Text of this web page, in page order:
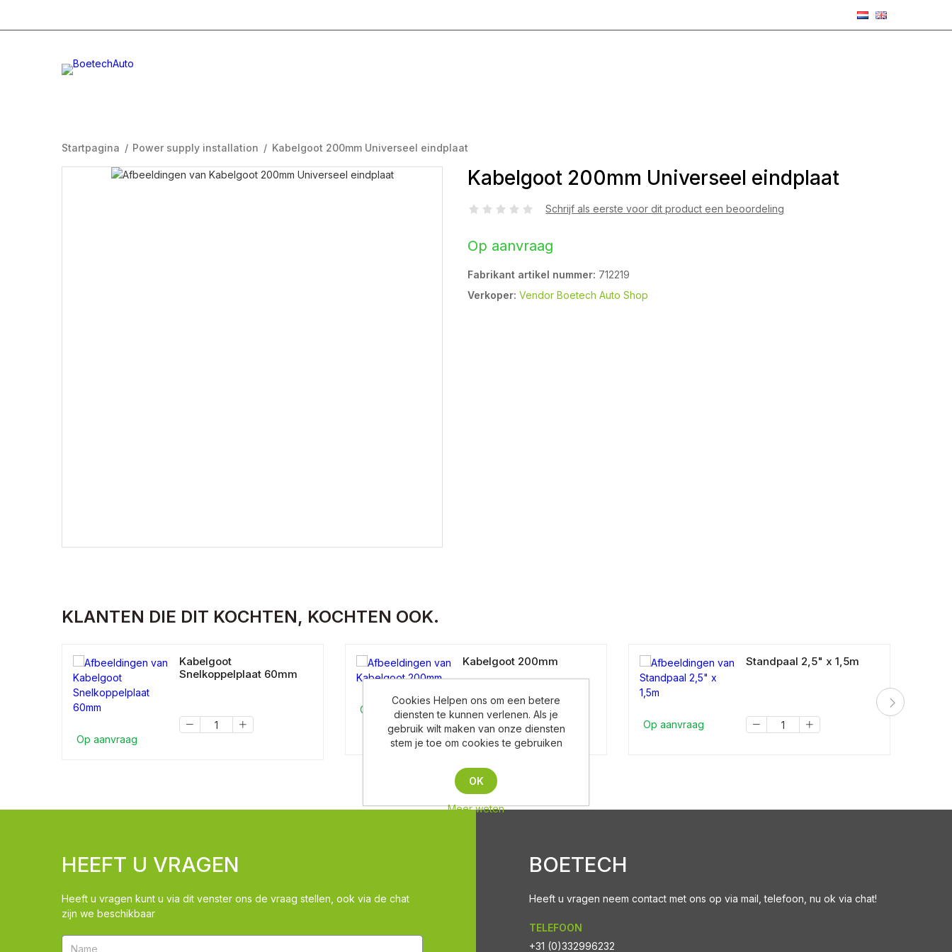
Startpagina / Power supply installation / Kabelgoot 200mm Universeel eindplaat
Kabelgoot 200mm Universeel eindplaat
Schrijf als eerste voor dit product een beoordeling
Op aanvraag
Fabrikant artikel nummer: 712219
Verkoper: Vendor Boetech Auto Shop
KLANTEN DIE DIT KOCHTEN, KOCHTEN OOK.
Op aanvraag
Kabelgoot
Snelkoppelplaat 60mm
Op aanvraag
Kabelgoot 200mm
Op aanvraag
Standpaal 2,5" x 1,5m
HEEFT U VRAGEN
Heeft u vragen kunt u via dit venster ons de vraag stellen, ook via de chat
zijn we beschikbaar
BOETECH
Heeft u vragen neem contact met ons op via mail, telefoon, nu ok via chat!
TELEFOON
+31 (0)332996232
Cookies Helpen ons om een betere
diensten te kunnen verlenen. Als je
gebruik wilt maken van onze diensten
stem je toe om cookies te gebruiken
OK
Meer weten